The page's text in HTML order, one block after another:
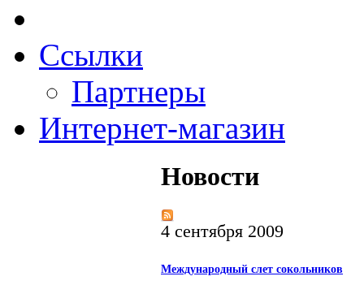
Ссылки
Партнеры
Интернет-магазин
Новости
4 сентября 2009
Международный слет сокольников